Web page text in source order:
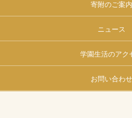
寄附のご案内
ニュース
学園生活のアク
お問い合わせ